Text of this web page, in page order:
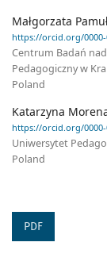
Małgorzata
https://orcid.org/0000-
Centrum Badań
Pedagogiczny w
Poland
Katarzyna
https://orcid.org/0000-
Uniwersytet
Poland
PDF